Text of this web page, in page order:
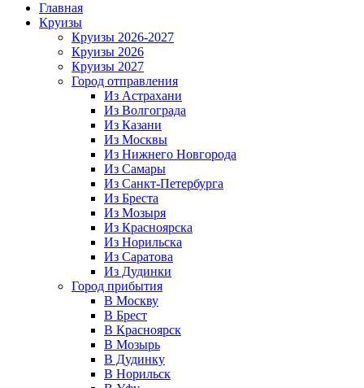
Главная
Круизы
Круизы 2026-2027
Круизы 2026
Круизы 2027
Город отправления
Из Астрахани
Из Волгограда
Из Казани
Из Москвы
Из Нижнего Новгорода
Из Самары
Из Санкт-Петербурга
Из Бреста
Из Мозыря
Из Красноярска
Из Норильска
Из Саратова
Из Дудинки
Город прибытия
В Москву
В Брест
В Красноярск
В Мозырь
В Дудинку
В Норильск